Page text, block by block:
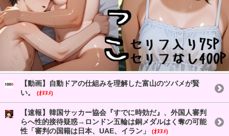
【動画】自動ドアの仕組みを理解した富山のツバメが賢
い。
(ｵﾇﾇﾒ)
【速報】韓国サッカー協会『すでに時効だ』、外国人審判
らへ性的接待疑惑→ロンドン五輪は銅メダルはく奪の可能
性「審判の国籍は日本、UAE、イラン」
(ｵﾇﾇﾒ)